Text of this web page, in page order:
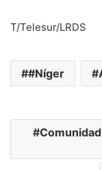
T/Telesur/LRDS
#Níger